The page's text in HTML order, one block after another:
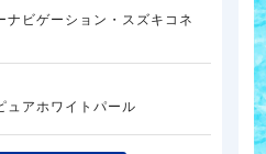
ナビゲーション・スズキコネ
ュアホワイトパール